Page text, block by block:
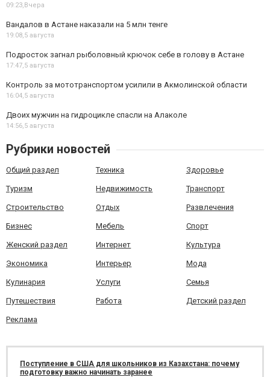
09:23,Вчера
Вандалов в Астане наказали на 5 млн тенге
19:08,5 августа
Подросток загнал рыболовный крючок себе в голову в Астане
17:47,5 августа
Контроль за мототранспортом усилили в Акмолинской области
16:04,5 августа
Двоих мужчин на гидроцикле спасли на Алаколе
14:56,5 августа
Рубрики новостей
Общий раздел Техника Здоровье
Туризм Недвижимость Транспорт
Строительство Отдых Развлечения
Бизнес Мебель Спорт
Женский раздел Интернет Культура
Экономика Интерьер Мода
Кулинария Услуги Семья
Путешествия Работа Детский раздел
Реклама
Поступление в США для школьников из Казахстана: почему
подготовку важно начинать заранее